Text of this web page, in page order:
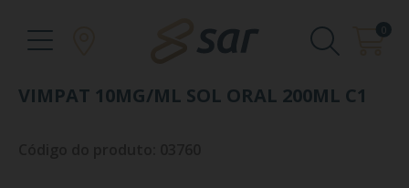
0
VIMPAT 10MG/ML SOL ORAL 200ML C1